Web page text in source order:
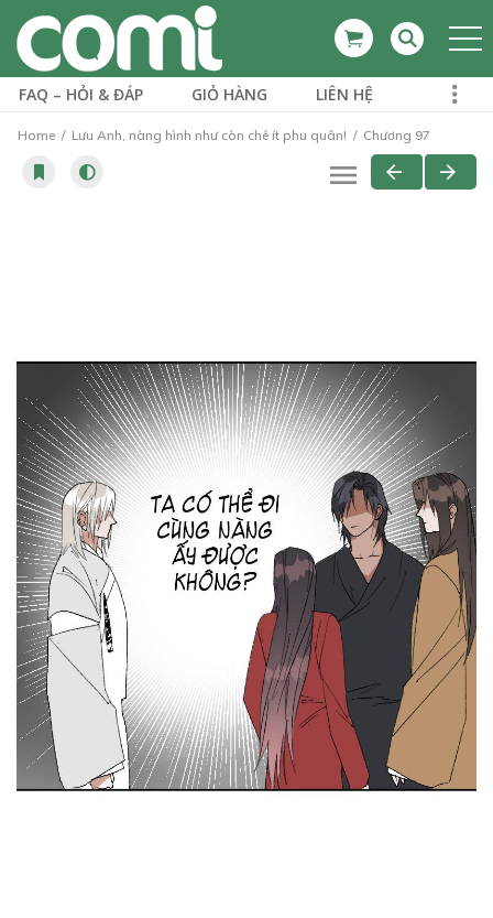
FAQ – HỎI & ĐÁP GIỎ HÀNG LIÊN HỆ
Home Lưu Anh, nàng hình như còn chê ít phu quân! Chương 97